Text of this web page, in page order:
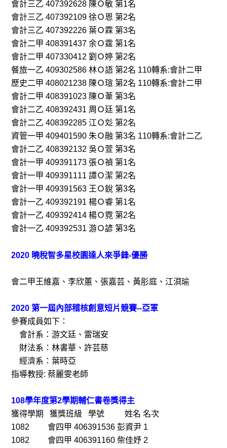
會計三乙 407392628 陳Ｏ敏 第1名
會計三乙 407392109 徐Ｏ恩 第2名
會計三乙 407392226 葉Ｏ霖 第3名
會計二甲 408391437 余Ｏ霆 第1名
會計二甲 407330412 劉Ｏ婷 第2名
餐旅一乙 409302586 林Ｏ語 第2名 110轉系:會計二甲
歷史二甲 408021238 陳Ｏ瑄 第2名 110轉系:會計二甲
會計二甲 408391023 陳Ｏ葦 第3名
會計二乙 408392431 周Ｏ廷 第1名
會計二乙 408392285 江Ｏ彣 第2名
資管一甲 409401590 朱Ｏ融 第3名 110轉系:會計二乙
會計二乙 408392132 吳Ｏ萱 第3名
會計一甲 409391173 張Ｏ禎 第1名
會計一甲 409391111 譚Ｏ潔 第2名
會計一甲 409391563 王Ｏ銳 第3名
會計一乙 409392191 楊Ｏ睿 第1名
會計一乙 409392414 楊Ｏ霓 第2名
會計一乙 409392531 游Ｏ諺 第3名
2020 曉稅智多星校園達人來爭鋒-優勝
會二甲王維嘉、李欣蕙、張嘉芸、黃肜庭、江浿瑜
2020 第一屆內部稽核創意短片競賽--亞軍
參賽成員如下：
會計系：游文廷、雷瑞安
財法系：林書華、許芸慈
經濟系：葉時亞
指導教授: 蔡麗雯老師
108學年度第2學期輔仁書卷獎得主
獲得學期 獲獎班級 學號 姓名 名次
1082 會四甲 406391536 彭資尹 1
1082 會四甲 406391160 柴佳妤 2